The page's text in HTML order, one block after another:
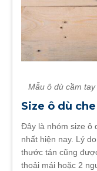
Mẫu ô dù cầm
Size ô dù
Đây là nhóm size ô
nhất hiện nay. Lý
thước tán cũng
thoải mái hoặc 2